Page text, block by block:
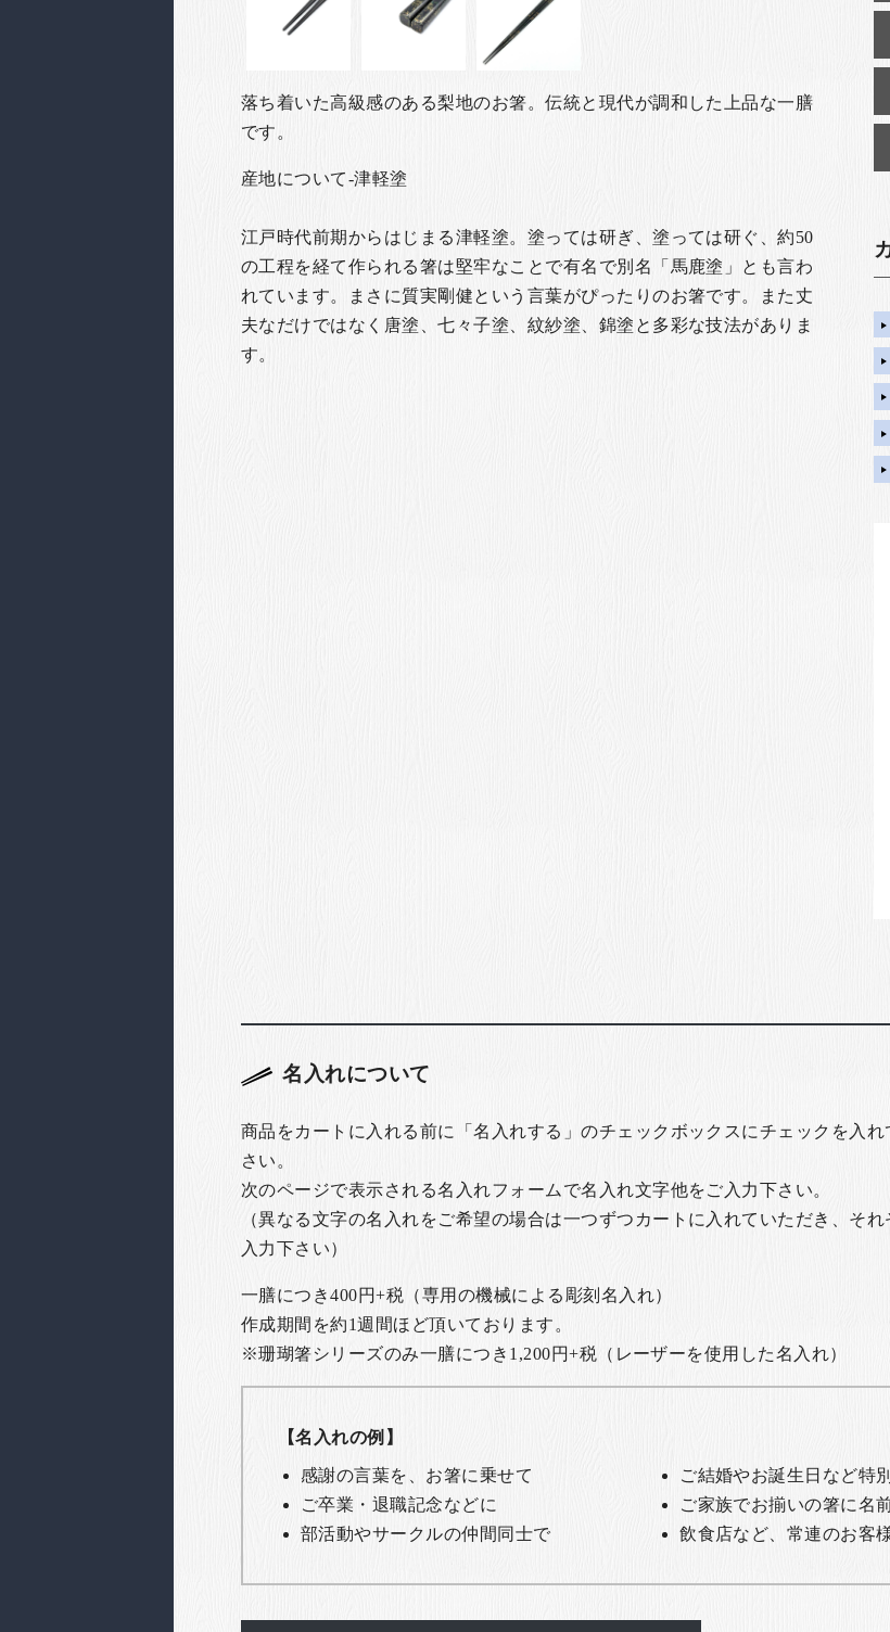
落ち着いた高級感のある梨地のお箸。伝統と現代が調和した上品な一膳
です。
産地について-津軽塗
江戸時代前期からはじまる津軽塗。塗っては研ぎ、塗っては研ぐ、約50
の工程を経て作られる箸は堅牢なことで有名で別名「馬鹿塗」とも言わ
れています。まさに質実剛健という言葉がぴったりのお箸です。また丈
夫なだけではなく唐塗、七々子塗、紋紗塗、錦塗と多彩な技法がありま
す。
名入れについて
商品をカートに入れる前に「名入れする」のチェックボックスにチェックを入
さい。
次のページで表示される名入れフォームで名入れ文字他をご入力下さい。
（異なる文字の名入れをご希望の場合は一つずつカートに入れていただき、そ
入力下さい）
一膳につき400円+税（専用の機械による彫刻名入れ）
作成期間を約1週間ほど頂いております。
※珊瑚箸シリーズのみ一膳につき1,200円+税 （レーザーを使用した名入れ）
【名入れの例】
感謝の言葉を、お箸に乗せて
ご結婚やお誕生日など特
ご卒業・退職記念などに
ご家族でお揃いの箸に名
部活動やサークルの仲間同士で
飲食店など、常連のお客